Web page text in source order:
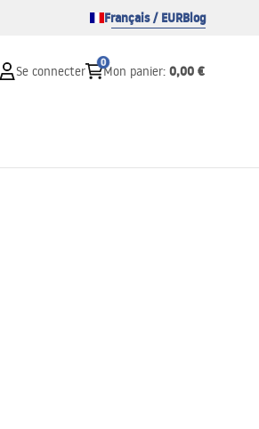
Français / EURBlog
Se connecter
0
Mon panier: 0,00 €